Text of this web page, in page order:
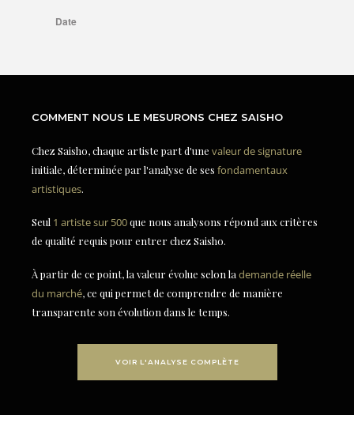
COMMENT NOUS LE MESURONS CHEZ SAISHO
Chez Saisho, chaque artiste part d'une valeur de signature
initiale, déterminée par l'analyse de ses fondamentaux
artistiques.
Seul 1 artiste sur 500que nous analysons répond aux critères
de qualité requis pour entrer chez Saisho.
À partir de ce point, la valeur évolue selon la demande réelle
du marché, ce qui permet de comprendre de manière
transparente son évolution dans le temps.
VOIR L'ANALYSE COMPLÈTE